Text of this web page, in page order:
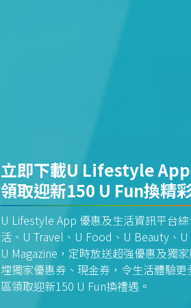
立即下載U Lifestyle App
領取迎新150 U Fun換精
U Lifestyle App 優惠及生活資訊平台
活、U Travel、U Food、U Beauty、
U Magazine，定時放送超強優惠及獨
埋獨家優惠券、現金券，令生活體驗
區領取迎新150 U Fun換禮遇。